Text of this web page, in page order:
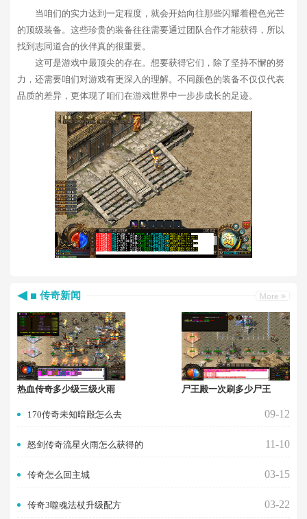
当咱们的实力达到一定程度，就会开始向往那些闪耀着橙色光芒
的顶级装备。这些珍贵的装备往往需要通过团队合作才能获得，所以
找到志同道合的伙伴真的很重要。
这可是游戏中最顶尖的存在。想要获得它们，除了坚持不懈的努
力，还需要咱们对游戏有更深入的理解。不同颜色的装备不仅仅代表
品质的差异，更体现了咱们在游戏世界中一步步成长的足迹。
传奇新闻
热血传奇多少级三级火雨 尸王殿一次刷多少尸王
170传奇未知暗殿怎么去 09-12
怒剑传奇流星火雨怎么获得的 11-10
传奇怎么回主城 03-15
传奇3噬魂法杖升级配方 03-22